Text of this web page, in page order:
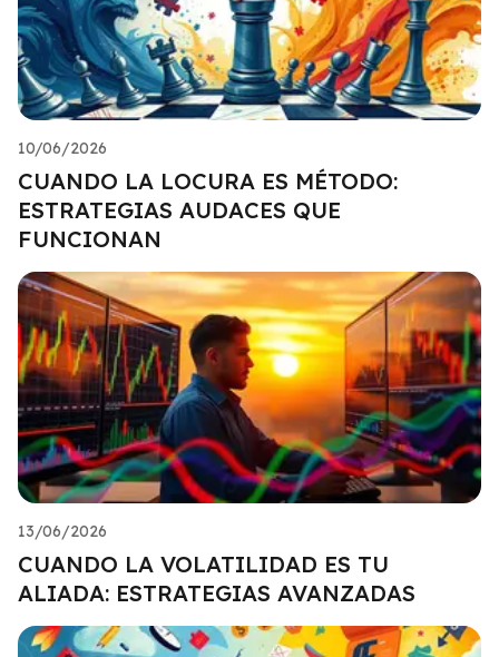
10/06/2026
CUANDO LA LOCURA ES MÉTODO:
ESTRATEGIAS AUDACES QUE
FUNCIONAN
13/06/2026
CUANDO LA VOLATILIDAD ES TU
ALIADA: ESTRATEGIAS AVANZADAS